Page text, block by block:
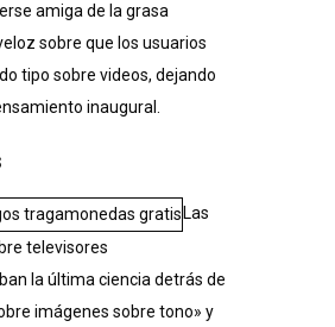
amiga de la grasa
sobre que los usuarios
tipo sobre videos, dejando
inaugural.
Las
televisores
la última ciencia detrás de
imágenes sobre tono» y